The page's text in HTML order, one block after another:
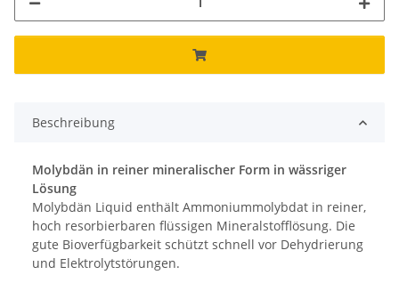
Beschreibung
Molybdän in reiner mineralischer Form in wässriger
Lösung
Molybdän Liquid enthält Ammoniummolybdat in reiner,
hoch resorbierbaren flüssigen Mineralstofflösung. Die
gute Bioverfügbarkeit schützt schnell vor Dehydrierung
und Elektrolytstörungen.